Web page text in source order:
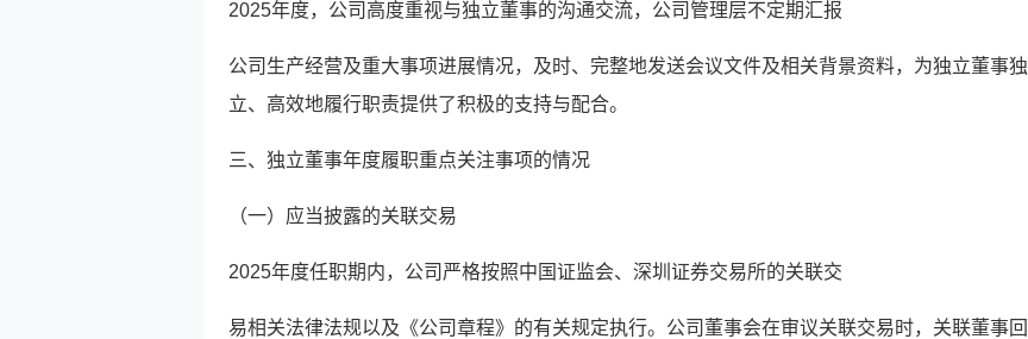
2025年度，公司高度重视与独立董事的沟通交流，公司管理层不定期汇报
公司生产经营及重大事项进展情况，及时、完整地发送会议文件及相关背景资料，为独立董事独
立、高效地履行职责提供了积极的支持与配合。
三、独立董事年度履职重点关注事项的情况
（一）应当披露的关联交易
2025年度任职期内，公司严格按照中国证监会、深圳证券交易所的关联交
易相关法律法规以及《公司章程》的有关规定执行。公司董事会在审议关联交易时，关联董事回